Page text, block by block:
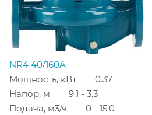
NR4 40/160A
Мощность, кВт
0.37
Напор, м
9.1 - 3.3
Подача, м3/ч
0 - 15.0